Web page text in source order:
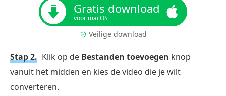
Gratis download
voor macOS
Veilige download
Stap 2. Klik op de Bestanden toevoegen knop
vanuit het midden en kies de video die je wilt
converteren.